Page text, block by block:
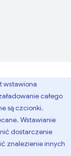
wstawiona
całego
są czcionki.
Wstawianie
dostarczenie
znalezienie innych